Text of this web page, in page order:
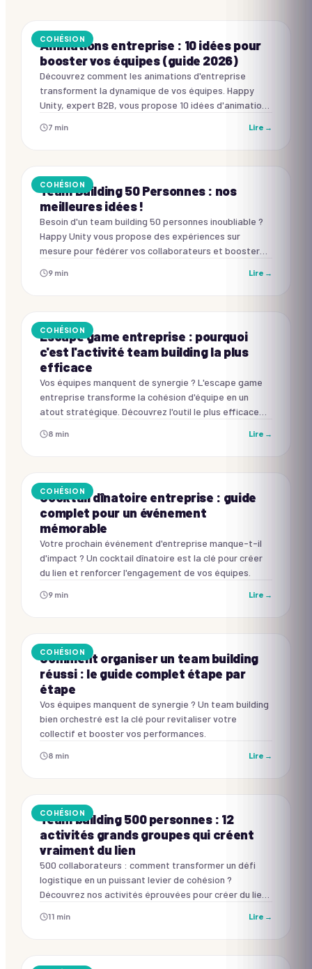
Créativité
Photo, BD, moodboard !
Aux fourneaux !
Montez sur scène !
Chasse au trésor
Voir les parcours
Team building Bordeaux
Team building Toulouse
COHÉSION
Animations entreprise : 10 idées pour
booster vos équipes (guide 2026)
Découvrez comment les animations d'entreprise
transforment la dynamique de vos équipes. Happy
Unity, expert B2B, vous propose 10 idées d'animations
et la communication de vos collaborateurs.
7 min Lire →
COHÉSION
Team Building 50 Personnes : nos
meilleures idées !
Besoin d'un team building 50 personnes inoubliable ?
Happy Unity vous propose des expériences sur
mesure pour fédérer vos collaborateurs et booster
9 min Lire →
COHÉSION
Escape game entreprise : pourquoi
c'est l'activité team building la plus
efficace
Vos équipes manquent de synergie ? L'escape game
entreprise transforme la cohésion d'équipe en un
atout stratégique. Découvrez l'outil le plus efficace
8 min Lire →
COHÉSION
Cocktail dînatoire entreprise : guide
complet pour un événement
mémorable
Votre prochain événement d'entreprise manque-t-il
d'impact ? Un cocktail dînatoire est la clé pour créer
du lien et renforcer l'engagement de vos équipes.
9 min Lire →
COHÉSION
Comment organiser un team building
réussi : le guide complet étape par
étape
Vos équipes manquent de synergie ? Un team building
bien orchestré est la clé pour revitaliser votre
collectif et booster vos performances.
8 min Lire →
COHÉSION
Team building 500 personnes : 12
activités grands groupes qui créent
vraiment du lien
500 collaborateurs : comment transformer un défi
logistique en un puissant levier de cohésion ?
Découvrez nos activités éprouvées pour créer du lien
11 min Lire →